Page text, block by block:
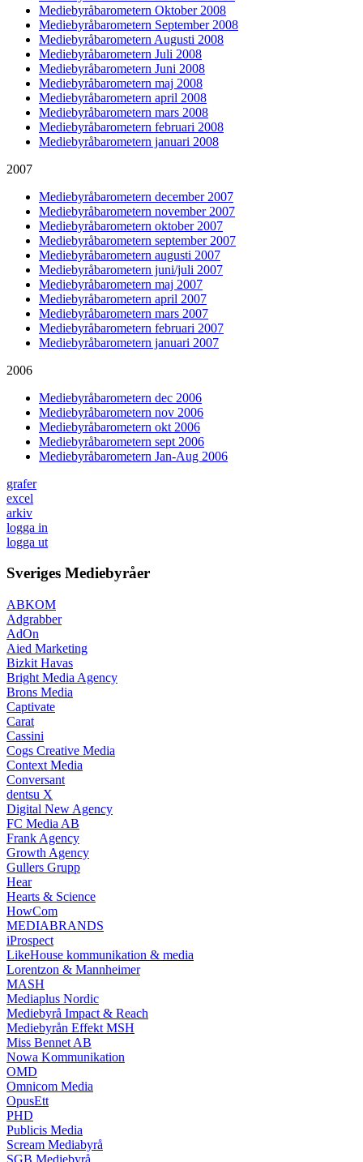
Mediebyråbarometern Oktober 2008
Mediebyråbarometern September 2008
Mediebyråbarometern Augusti 2008
Mediebyråbarometern Juli 2008
Mediebyråbarometern Juni 2008
Mediebyråbarometern maj 2008
Mediebyråbarometern april 2008
Mediebyråbarometern mars 2008
Mediebyråbarometern februari 2008
Mediebyråbarometern januari 2008
2007
Mediebyråbarometern december 2007
Mediebyråbarometern november 2007
Mediebyråbarometern oktober 2007
Mediebyråbarometern september 2007
Mediebyråbarometern augusti 2007
Mediebyråbarometern juni/juli 2007
Mediebyråbarometern maj 2007
Mediebyråbarometern april 2007
Mediebyråbarometern mars 2007
Mediebyråbarometern februari 2007
Mediebyråbarometern januari 2007
2006
Mediebyråbarometern dec 2006
Mediebyråbarometern nov 2006
Mediebyråbarometern okt 2006
Mediebyråbarometern sept 2006
Mediebyråbarometern Jan-Aug 2006
grafer
excel
arkiv
logga in
logga ut
Sveriges Mediebyråer
ABKOM
Adgrabber
AdOn
Aied Marketing
Bizkit Havas
Bright Media Agency
Brons Media
Captivate
Carat
Cassini
Cogs Creative Media
Context Media
Conversant
dentsu X
Digital New Agency
FC Media AB
Frank Agency
Growth Agency
Gullers Grupp
Hear
Hearts & Science
HowCom
MEDIABRANDS
iProspect
LikeHouse kommunikation & media
Lorentzon & Mannheimer
MASH
Mediaplus Nordic
Mediebyrå Impact & Reach
Mediebyrån Effekt MSH
Miss Bennet AB
Nowa Kommunikation
OMD
Omnicom Media
OpusEtt
PHD
Publicis Media
Scream Mediabyrå
SGB Mediebyrå